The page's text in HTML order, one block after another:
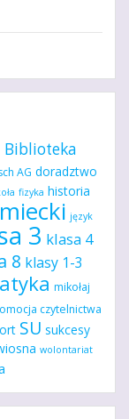
Biblioteka
AG doradztwo
fizyka historia
język
3 klasa 4
8 klasy 1-3
mikołaj
czytelnictwa
SU sukcesy
wolontariat